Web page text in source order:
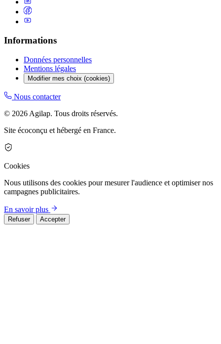
Informations
Données personnelles
Mentions légales
Modifier mes choix (cookies)
Nous contacter
© 2026 Agilap. Tous droits réservés.
Site écoconçu et hébergé en France.
Cookies
Nous utilisons des cookies pour mesurer l'audience et optimiser nos
campagnes publicitaires.
En savoir plus
Refuser Accepter